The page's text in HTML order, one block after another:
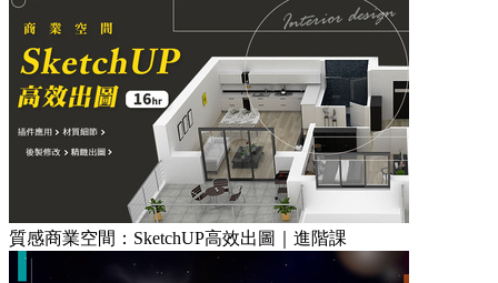
質感商業空間：SketchUP高效出圖｜進階課